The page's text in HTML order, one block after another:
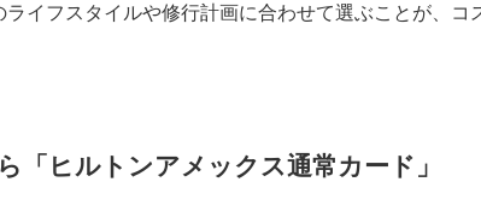
イフスタイルや修行計画に合わせて選ぶことが、コ
「ヒルトンアメックス通常カード」